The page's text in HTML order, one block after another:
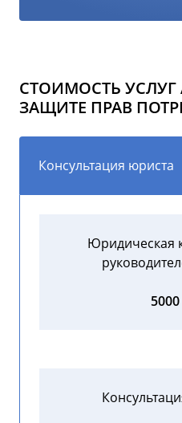
СТОИМОСТЬ УСЛУГ
ЗАЩИТЕ ПРАВ
Консультация юриста
Юридическая